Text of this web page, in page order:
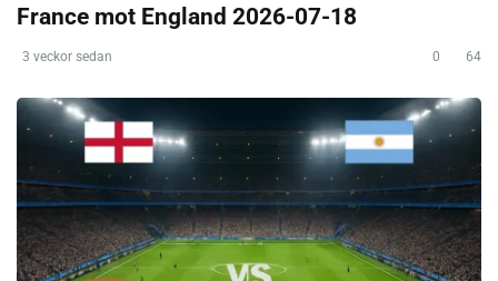
France mot England 2026-07-18
3 veckor sedan 0 64